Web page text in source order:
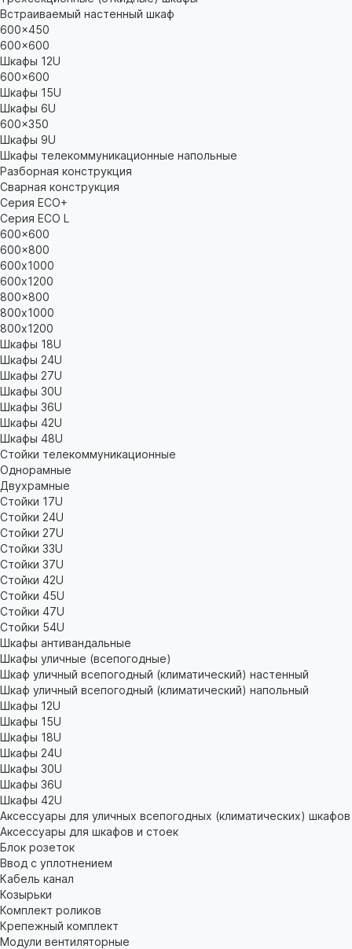
Встраиваемый настенный шкаф
600x450
600x600
Шкафы 12U
600x600
Шкафы 15U
Шкафы 6U
600x350
Шкафы 9U
Шкафы телекоммуникационные напольные
Разборная конструкция
Сварная конструкция
Серия ECO+
Серия ECO L
600x600
600x800
600х1000
600х1200
800x800
800х1000
800х1200
Шкафы 18U
Шкафы 24U
Шкафы 27U
Шкафы 30U
Шкафы 36U
Шкафы 42U
Шкафы 48U
Стойки телекоммуникационные
Однорамные
Двухрамные
Стойки 17U
Стойки 24U
Стойки 27U
Стойки 33U
Стойки 37U
Стойки 42U
Стойки 45U
Стойки 47U
Стойки 54U
Шкафы антивандальные
Шкафы уличные (всепогодные)
Шкаф уличный всепогодный (климатический) настенный
Шкаф уличный всепогодный (климатический) напольный
Шкафы 12U
Шкафы 15U
Шкафы 18U
Шкафы 24U
Шкафы 30U
Шкафы 36U
Шкафы 42U
Аксессуары для уличных всепогодных (климатических) шкафов
Аксессуары для шкафов и стоек
Блок розеток
Ввод с уплотнением
Кабель канал
Козырьки
Комплект роликов
Крепежный комплект
Модули вентиляторные